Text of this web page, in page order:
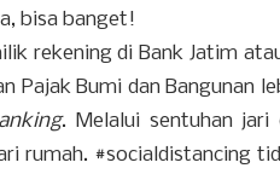
bisa banget!
rekening di Bank Jatim
Pajak Bumi dan Bangunan
. Melalui sentuhan
rumah. #socialdistancing